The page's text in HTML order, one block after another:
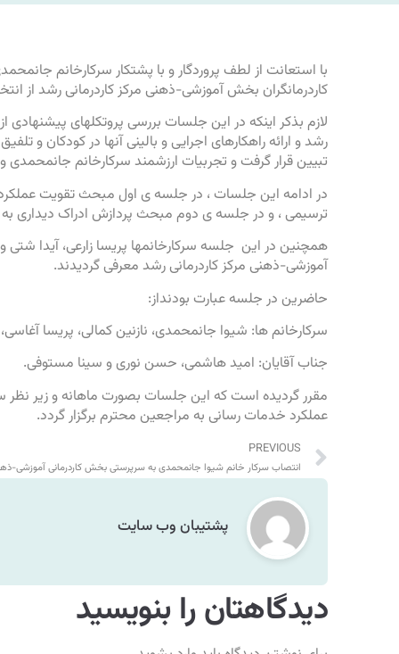
با استعانت از لطف پروردگار و با پشتکار سرکارخانم
کاردرمانگران بخش آموزشی-ذهنی مرکز کاردرمانی رشد از
لازم بذکر اینکه در این جلسات بررسی پروتکلهای پیشنهادی
رشد و ارائه راهکارهای اجرایی و بالینی آنها در کودکان و
تبیین قرار گرفت و تجربیات ارزشمند سرکارخانم
در ادامه این جلسات ، در جلسه ی اول مبحث تقویت
ترسیمی ، و در جلسه ی دوم مبحث پردازش ادراک دیداری
همچنین در این جلسه سرکارخانمها پریسا زارعی، آیدا
آموزشی-ذهنی مرکز کاردرمانی رشد معرفی گردیدند.
حاضرین در جلسه عبارت بودنداز:
سرکارخانم ها: شیوا جانمحمدی، نازنین کمالی، پریسا آغاسی،
جناب آقایان: امید هاشمی، حسن نوری و سینا مستوفی.
مقرر گردیده است که این جلسات بصورت ماهانه و زیر نظر
عملکرد خدمات رسانی به مراجعین محترم برگزار گردد.
PREVIOUS
پشتیبان وب سایت
دیدگاهتان را بنویسید